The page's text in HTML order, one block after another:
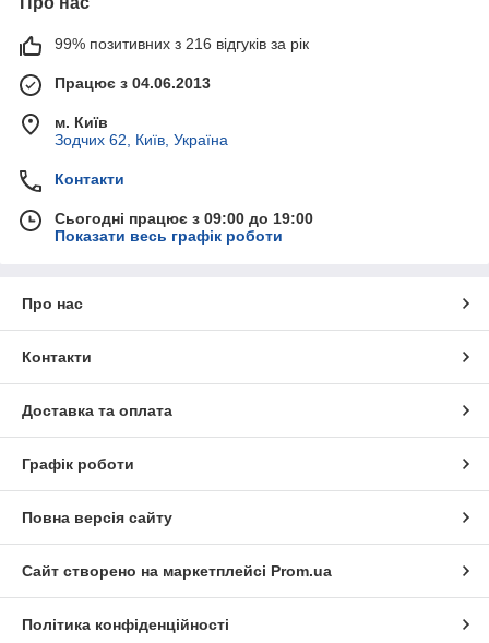
99% позитивних з 216 відгуків за рік
Працює з 04.06.2013
м. Київ
Зодчих 62, Київ, Україна
Контакти
Сьогодні працює з 09:00 до 19:00
Показати весь графік роботи
Про нас
Контакти
Доставка та оплата
Графік роботи
Повна версія сайту
Сайт створено на маркетплейсі Prom.ua
Політика конфіденційності